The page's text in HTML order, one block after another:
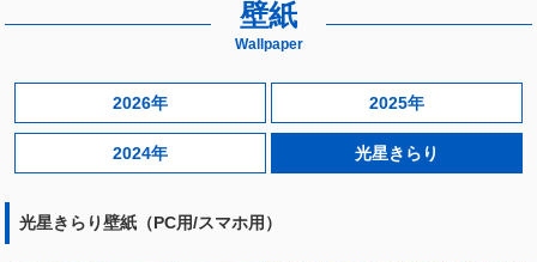
壁紙
Wallpaper
2026年 2025年
2024年 光星きらり
光星きらり壁紙（PC用/スマホ用）